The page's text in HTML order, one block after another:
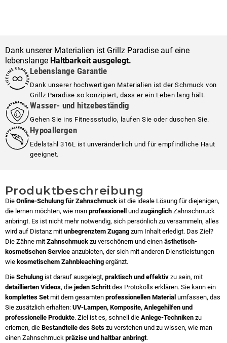
Dank unserer Materialien ist Grillz Paradise auf eine
lebenslange Haltbarkeit ausgelegt.
Lebenslange Garantie
Dank unserer hochwertigen Materialien ist der Schmuck von
Grillz Paradise so konzipiert, dass er ein Leben lang hält.
Wasser- und hitzebeständig
Gehen Sie ins Fitnessstudio, laufen Sie oder duschen Sie.
Hypoallergen
Edelstahl 316L ist unveränderlich und für empfindliche Haut
geeignet.
Produktbeschreibung
Die Online-Schulung für Zahnschmuck ist die ideale Lösung für diejenigen,
die lernen möchten, wie man professionell und zugänglich Zahnschmuck
anbringt. Es ist nicht mehr notwendig, sich persönlich zu versammeln, alles
wird auf Distanz mit unbegrenztem Zugang zum Inhalt erledigt. Das Ziel?
Die Zähne mit Zahnschmuck zu verschönern und einen ästhetisch-
kosmetischen Service anzubieten, der sich mit anderen Dienstleistungen
wie kosmetischem Zahnbleaching ergänzt.
Die Schulung ist darauf ausgelegt, praktisch und effektiv zu sein, mit
detaillierten Videos, die jeden Schritt des Protokolls erklären. Sie kann ein
komplettes Set mit dem gesamten professionellen Material umfassen, das
Sie zusätzlich erhalten: UV-Lampen, Komposite, Anlegehilfen und
professionelle Produkte. Ziel ist es, schnell die Anlege-Techniken zu
erlernen, die Bestandteile des Sets zu verstehen und zu wissen, wie man
einen Zahnschmuck präzise und haltbar anbringt.